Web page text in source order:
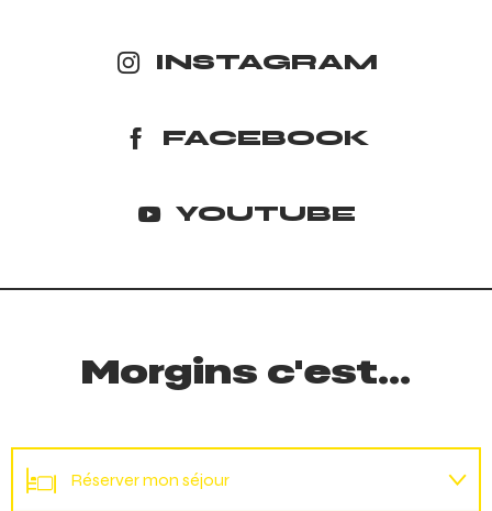
INSTAGRAM
FACEBOOK
YOUTUBE
Morgins c'est...
Réserver mon séjour